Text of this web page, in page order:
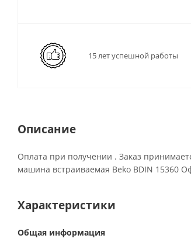
15 лет успешной работы
Описание
Оплата при получении . Заказ
машина встраиваемая Beko BDIN 15360
Характеристики
Общая информация